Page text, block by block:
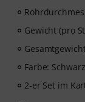
Gewicht (pro
Farbe: Schwarz
2-er Set im